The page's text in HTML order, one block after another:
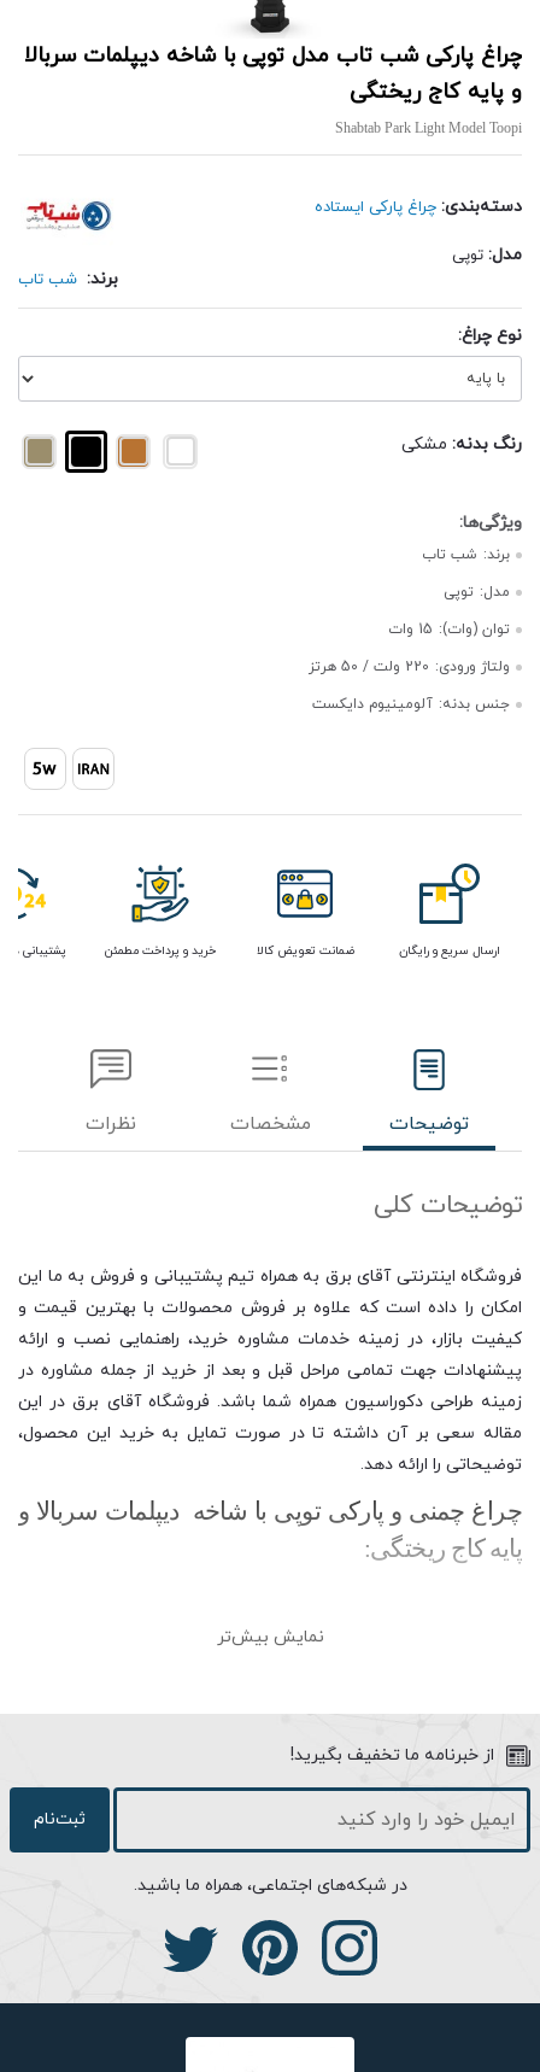
چراغ پارکی شب تاب مدل توپی با شاخه دیپلمات سربالا
و پایه كاج ریختگی
Shabtab Park Light Model Toopi
دسته‌بندی: چراغ پارکی ایستاده
مدل: توپی
برند: شب تاب
نوع چراغ:
رنگ بدنه: مشکی
برند: شب تاب
مدل: توپی
توان (وات): 15 وات
ولتاژ ورودی: 220 ولت / 50 هرتز
جنس بدنه: آلومینیوم دایکست
ارسال سریع و رایگان ضمانت تعویض کالا خرید و پرداخت مطمئن پشتیبانی
توضیحات مشخصات نظرات
توضیحات کلی
فروشگاه اینترنتی آقای برق به همراه تیم پشتیبانی و فروش به ما این
امکان را داده است که علاوه بر فروش محصولات با بهترین قیمت و
کیفیت بازار، در زمینه خدمات مشاوره خرید، راهنمایی نصب و ارائه
پیشنهادات جهت تمامی مراحل قبل و بعد از خرید از جمله مشاوره در
زمینه طراحی دکوراسیون همراه شما باشد. فروشگاه آقای برق در این
مقاله سعی بر آن داشته تا در صورت تمایل به خرید این محصول،
توضیحاتی را ارائه دهد.
چراغ چمنی و پارکی توپی با شاخه دیپلمات سربالا و
پایه كاج ریختگی:
باشد. این ویژگی میزان مقاومت محصول در برابر آسیب دیدن در برابر
مقاومت آن در برابر باران را دارد. در این محصول درزهای بین حباب و
ساخت بدنه این محصول از آلومینیوم دایکاست استفاده شده که علاوه
بر سبکی، مقاومت بالایی در برابر خوردگی و زنگ زدگی دارد. در رنگ
طول زمان موجب افت کیفیت و زیبایی محصول نشود. همچنین برای
ساخت حباب این چراغ از ماده پلیمری مستحکم به نام پلی کربنات
استفاده شده که جایگزین خوبی برای شیشه است و میزان مقاومت
لامپ LED با توان حداکثر 15 وات گزینه مناسبی جهت استفاده این چراغ
نمایش بیش‌تر
از خبرنامه ما تخفیف بگیرید!
ثبت‌نام
در شبکه‌های اجتماعی، همراه ما باشید.